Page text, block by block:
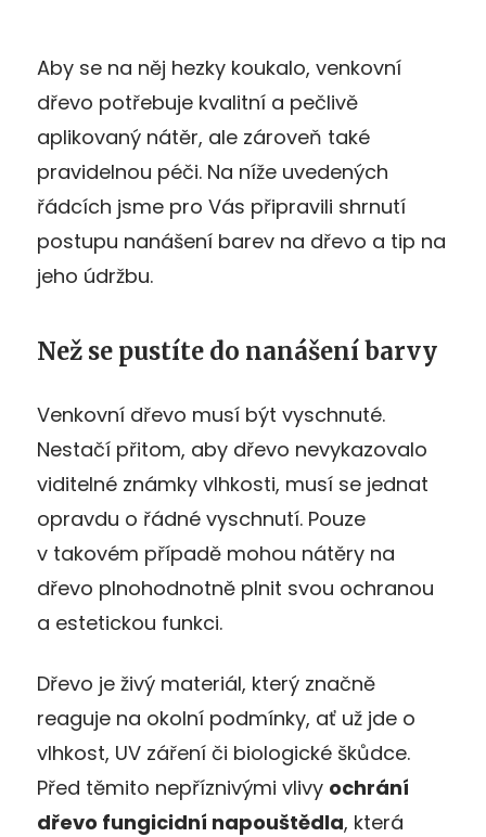
Aby se na něj hezky koukalo, venkovní
dřevo potřebuje kvalitní a pečlivě
aplikovaný nátěr, ale zároveň také
pravidelnou péči. Na níže uvedených
řádcích jsme pro Vás připravili shrnutí
postupu nanášení barev na dřevo a tip na
jeho údržbu.
Než se pustíte do nanášení barvy
Venkovní dřevo musí být vyschnuté.
Nestačí přitom, aby dřevo nevykazovalo
viditelné známky vlhkosti, musí se jednat
opravdu o řádné vyschnutí. Pouze
v takovém případě mohou nátěry na
dřevo plnohodnotně plnit svou ochranou
a estetickou funkci.
Dřevo je živý materiál, který značně
reaguje na okolní podmínky, ať už jde o
vlhkost, UV záření či biologické škůdce.
Před těmito nepříznivými vlivy ochrání
dřevo fungicidní napouštědla, která